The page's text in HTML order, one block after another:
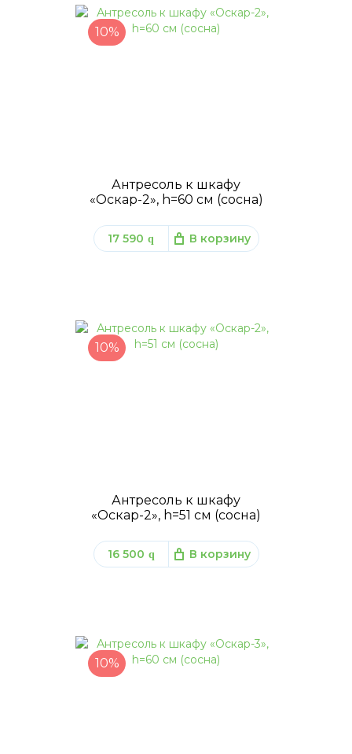
10%
Антресоль к шкафу
«Оскар-2», h=60 см (сосна)
17 590 q В корзину
10%
Антресоль к шкафу
«Оскар-2», h=51 см (сосна)
16 500 q В корзину
10%